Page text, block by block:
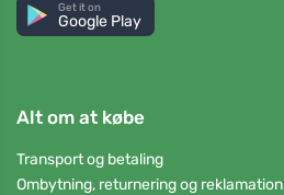
Get it on
Google Play
Alt om at købe
Transport og betaling
Ombytning, returnering og reklamation